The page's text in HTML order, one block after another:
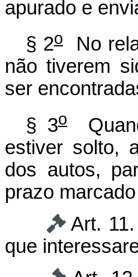
apurado e
§ 2o
No
não tiverem
ser
§ 3o
estiver solto,
dos autos,
prazo
Art.
que